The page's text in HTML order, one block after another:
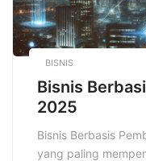
BISNIS
Bisnis
2025
Bisnis Berbasis
yang paling